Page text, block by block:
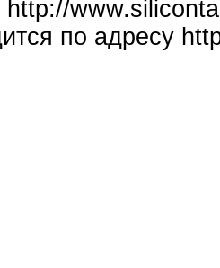
http://
по адресу